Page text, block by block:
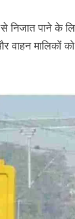
निजात पाने के
मालिकों को